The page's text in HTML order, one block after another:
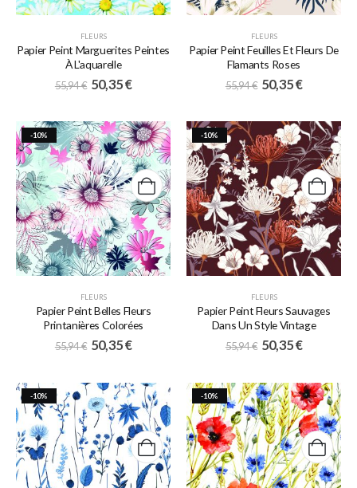
FLEURS
Papier Peint Marguerites Peintes
À L'aquarelle
55,94€ 50,35€
FLEURS
Papier Peint Feuilles Et Fleurs De
Flamants Roses
55,94€ 50,35€
-10%
FLEURS
Papier Peint Belles Fleurs
Printanières Colorées
55,94€ 50,35€
-10%
FLEURS
Papier Peint Fleurs Sauvages
Dans Un Style Vintage
55,94€ 50,35€
-10% -10%